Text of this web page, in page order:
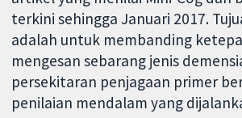
terkini sehingga Januari 2017.
adalah untuk membanding
mengesan sebarang jenis
persekitaran penjagaan primer
penilaian mendalam yang